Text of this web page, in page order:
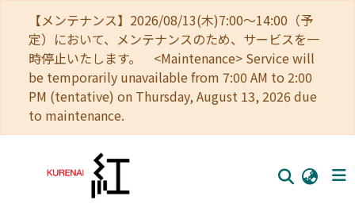
【メンテナンス】2026/08/13(木)7:00～14:00（予
定）において、メンテナンスのため、サービスを一
時停止いたします。 <Maintenance> Service will
be temporarily unavailable from 7:00 AM to 2:00
PM (tentative) on Thursday, August 13, 2026 due
to maintenance.